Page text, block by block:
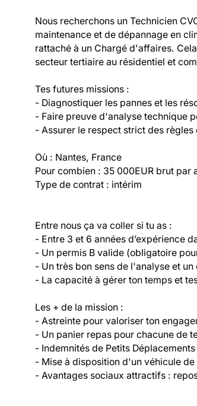
Nous recherchons un Technicien
maintenance et de dépannage en
rattaché à un Chargé d'affaires.
secteur tertiaire au résidentiel et
Tes futures missions :
- Diagnostiquer les pannes et les
- Faire preuve d'analyse technique
- Assurer le respect strict des
Où : Nantes, France
Pour combien : 35 000EUR brut par
Type de contrat : intérim
Entre nous ça va coller si tu as :
- Entre 3 et 6 années d’expérience
- Un permis B valide (obligatoire
- Un très bon sens de l'analyse et
- La capacité à gérer ton temps et
Les + de la mission :
- Astreinte pour valoriser ton
- Un panier repas pour chacune de
- Indemnités de Petits
- Mise à disposition d'un véhicule
- Avantages sociaux attractifs :